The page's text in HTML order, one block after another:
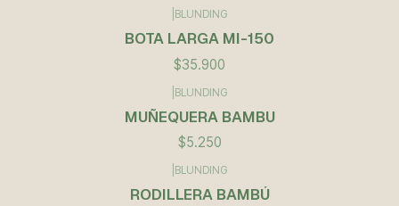
BLUNDING
BOTA LARGA MI-150
$35.900
BLUNDING
MUÑEQUERA BAMBU
$5.250
BLUNDING
RODILLERA BAMBÚ